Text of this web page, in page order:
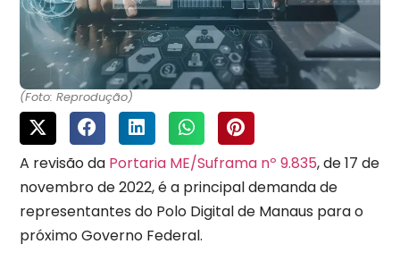
(Foto: Reprodução)
A revisão da Portaria ME/Suframa nº 9.835, de 17 de
novembro de 2022, é a principal demanda de
representantes do Polo Digital de Manaus para o
próximo Governo Federal.